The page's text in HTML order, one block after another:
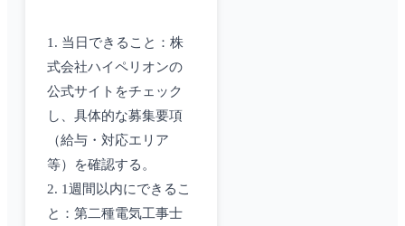
1. 当日できること：株
式会社ハイペリオンの
公式サイトをチェック
し、具体的な募集要項
（給与・対応エリア
等）を確認する。
2. 1週間以内にできるこ
と：第二種電気工事士